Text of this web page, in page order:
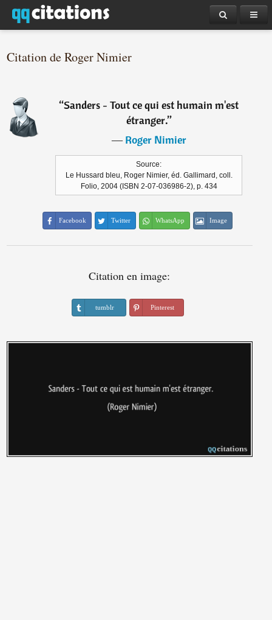
Citation de Roger Nimier
“Sanders - Tout ce qui est humain m'est
étranger.”
―Roger Nimier
Source:
Le Hussard bleu, Roger Nimier, éd. Gallimard, coll.
Folio, 2004 (ISBN 2-07-036986-2), p. 434
Facebook Twitter WhatsApp Image
Citation en image:
tumblr Pinterest